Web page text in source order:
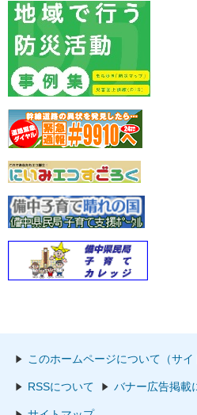
このホームページについて（サイ
RSSについて バナー広告掲載